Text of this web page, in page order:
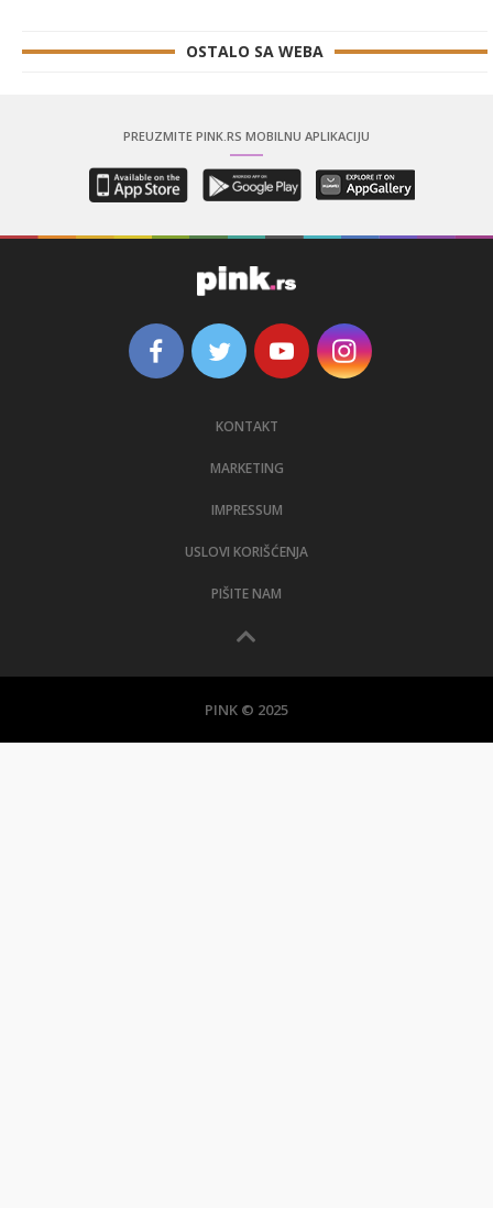
OSTALO SA WEBA
PREUZMITE PINK.RS MOBILNU APLIKACIJU
KONTAKT
MARKETING
IMPRESSUM
USLOVI KORIŠĆENJA
PIŠITE NAM
PINK © 2025